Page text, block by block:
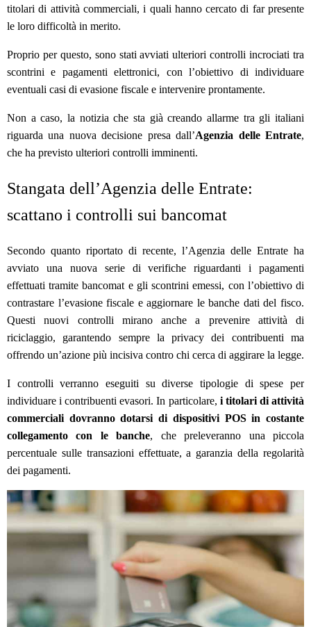
titolari di attività commerciali, i quali hanno cercato di far presente
le loro difficoltà in merito.
Proprio per questo, sono stati avviati ulteriori controlli incrociati tra
scontrini e pagamenti elettronici, con l’obiettivo di individuare
eventuali casi di evasione fiscale e intervenire prontamente.
Non a caso, la notizia che sta già creando allarme tra gli italiani
riguarda una nuova decisione presa dall’Agenzia delle Entrate,
che ha previsto ulteriori controlli imminenti.
Stangata dell’Agenzia delle Entrate:
scattano i controlli sui bancomat
Secondo quanto riportato di recente, l’Agenzia delle Entrate ha
avviato una nuova serie di verifiche riguardanti i pagamenti
effettuati tramite bancomat e gli scontrini emessi, con l’obiettivo di
contrastare l’evasione fiscale e aggiornare le banche dati del fisco.
Questi nuovi controlli mirano anche a prevenire attività di
riciclaggio, garantendo sempre la privacy dei contribuenti ma
offrendo un’azione più incisiva contro chi cerca di aggirare la legge.
I controlli verranno eseguiti su diverse tipologie di spese per
individuare i contribuenti evasori. In particolare, i titolari di attività
commerciali dovranno dotarsi di dispositivi POS in costante
collegamento con le banche, che preleveranno una piccola
percentuale sulle transazioni effettuate, a garanzia della regolarità
dei pagamenti.